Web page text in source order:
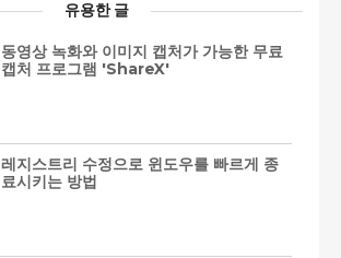
유용한 글
동영상 녹화와 이미지 캡처가 가능한 무료
캡처 프로그램 'ShareX'
레지스트리 수정으로 윈도우를 빠르게 종
료시키는 방법